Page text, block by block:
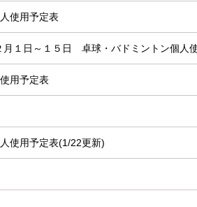
使用予定表
１日～１５日 卓球・バドミントン個人
用予定表
使用予定表(1/22更新)